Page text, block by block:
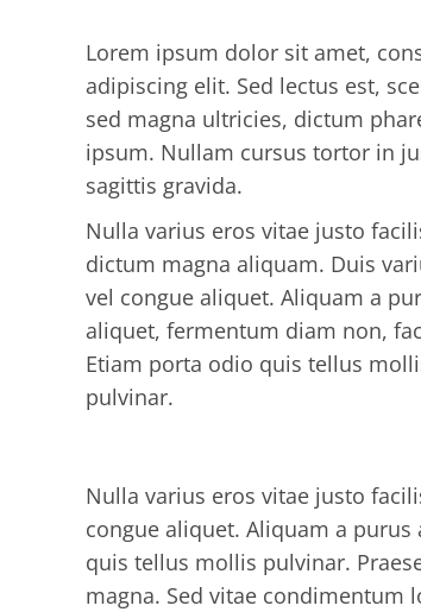
Lorem ipsum dolor sit amet,
adipiscing elit. Sed lectus est,
sed magna ultricies, dictum
ipsum. Nullam cursus tortor in
sagittis gravida.
Nulla varius eros vitae justo
dictum magna aliquam. Duis
vel congue aliquet. Aliquam a
aliquet, fermentum diam non,
Etiam porta odio quis tellus
pulvinar.
Nulla varius eros vitae justo
congue aliquet. Aliquam a
quis tellus mollis pulvinar.
magna. Sed vitae condimentum